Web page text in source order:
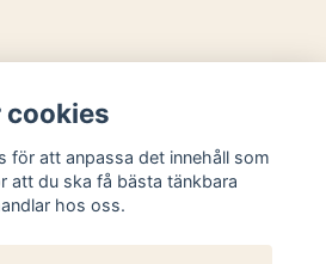
cookies
för att anpassa det innehåll som
att du ska få bästa tänkbara
hos oss.